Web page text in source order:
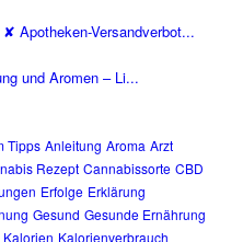
Apotheken-Versandverbot...
und Aromen – Li...
Tipps Anleitung Aroma Arzt
Rezept Cannabissorte CBD
Erfolge Erklärung
Gesund Gesunde Ernährung
Kalorien Kalorienverbrauch